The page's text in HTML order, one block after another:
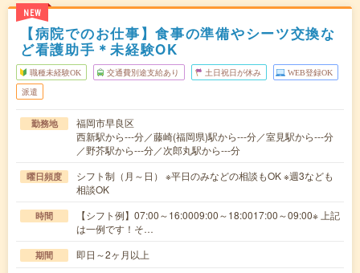
NEW
【病院でのお仕事】食事の準備やシーツ交換な
ど看護助手＊未経験OK
職種未経験OK 交通費別途支給あり 土日祝日が休み WEB登録OK
派遣
勤務地
福岡市早良区
西新駅から---分／藤崎(福岡県)駅から---分／室見駅から---分
／野芥駅から---分／次郎丸駅から---分
曜日頻度
シフト制（月～日） ※平日のみなどの相談もOK ※週3なども
相談OK
時間
【シフト例】07:00～16:0009:00～18:0017:00～09:00※ 上記
は一例です！そ…
期間 即日～2ヶ月以上